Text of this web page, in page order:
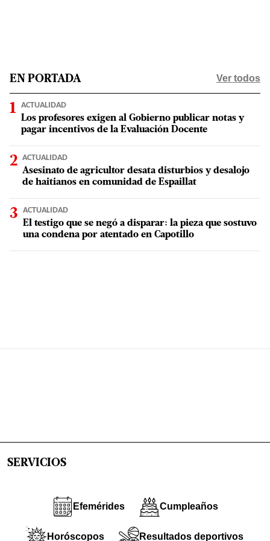
EN PORTADA Ver todos
ACTUALIDAD
Los profesores exigen al Gobierno publicar notas y
pagar incentivos de la Evaluación Docente
ACTUALIDAD
Asesinato de agricultor desata disturbios y desalojo
de haitianos en comunidad de Espaillat
ACTUALIDAD
El testigo que se negó a disparar: la pieza que sostuvo
una condena por atentado en Capotillo
SERVICIOS
Efemérides Cumpleaños
Horóscopos Resultados deportivos